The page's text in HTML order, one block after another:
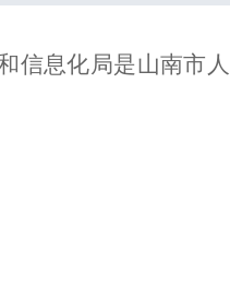
信息化局是山南市